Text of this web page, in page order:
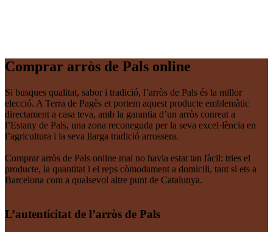
Comprar arròs de Pals online
Si busques qualitat, sabor i tradició, l’arròs de Pals és la millor
elecció. A Terra de Pagès et portem aquest producte emblemàtic
directament a casa teva, amb la garantia d’un arròs conreat a
l’Estany de Pals, una zona reconeguda per la seva excel·lència en
l’agricultura i la seva llarga tradició arrossera.
Comprar arròs de Pals online mai no havia estat tan fàcil: tries el
producte, la quantitat i el reps còmodament a domicili, tant si ets a
Barcelona com a qualsevol altre punt de Catalunya.
L’autenticitat de l’arròs de Pals